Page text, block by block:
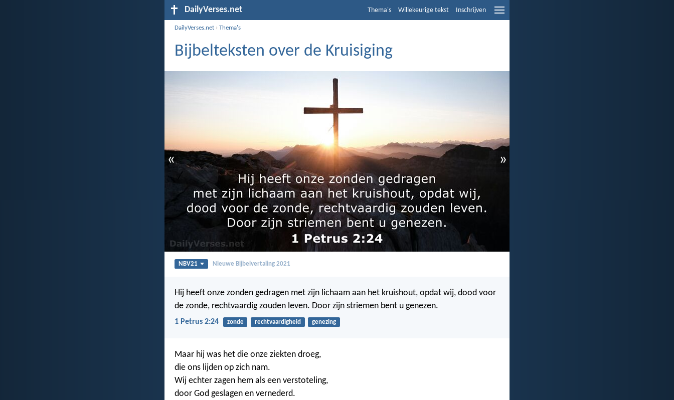
DailyVerses.net Thema's Willekeurige tekst Inschrijven
DailyVerses.net ›Thema's
Bijbelteksten over de Kruisiging
« »
NBV21 Nieuwe Bijbelvertaling 2021
Hij heeft onze zonden gedragen met zijn lichaam aan het kruishout, opdat wij, dood voor
de zonde, rechtvaardig zouden leven. Door zijn striemen bent u genezen.
1 Petrus 2:24 zonde rechtvaardigheid genezing
Maar hij was het die onze ziekten droeg,
die ons lijden op zich nam.
Wij echter zagen hem als een verstoteling,
door God geslagen en vernederd.